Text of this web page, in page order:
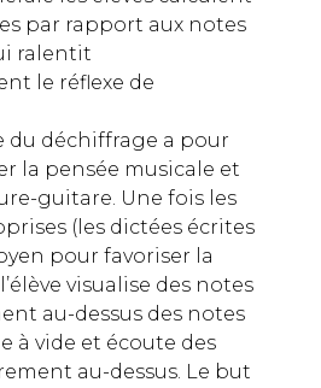
par rapport aux notes
ralentit
le réflexe de
du déchiffrage a pour
la pensée musicale et
guitare. Une fois les
(les dictées écrites
pour favoriser la
visualise des notes
au-dessus des notes
à vide et écoute des
au-dessus. Le but